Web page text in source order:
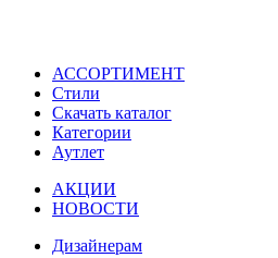
АССОРТИМЕНТ
Стили
Скачать каталог
Категории
Аутлет
АКЦИИ
НОВОСТИ
Дизайнерам